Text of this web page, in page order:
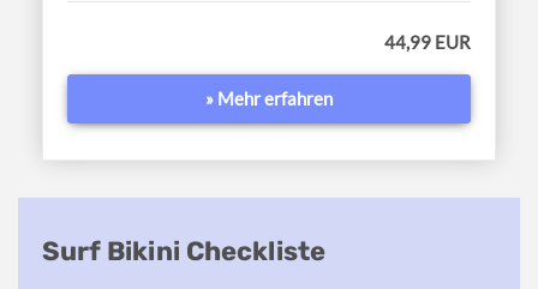
44,99 EUR
» Mehr erfahren
Surf Bikini Checkliste